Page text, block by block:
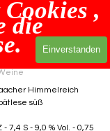
,
die
Einverstanden
Menü
Himmelreich
süß
7,4 S - 9,0 % Vol. - 0,75